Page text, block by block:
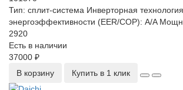
Тип: сплит-система Инверторная
энергоэффективности (EER/COP): A/A
2920
Есть в наличии
37000 ₽
В корзину
Купить в 1 клик